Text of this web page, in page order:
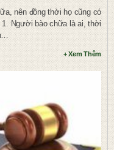
nên đồng thời họ cũng có
Người bào chữa là ai, thời
+ Xem Thêm